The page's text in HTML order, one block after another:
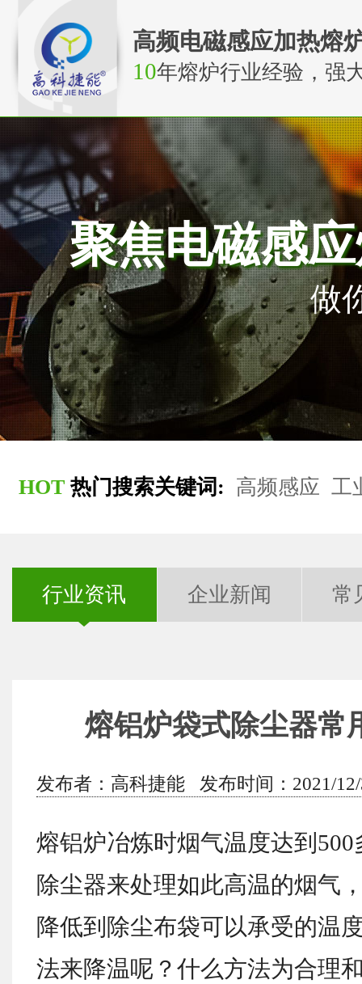
高频电磁感应加热熔
10年熔炉行业经验，强
聚焦电磁感
做
HOT 热门搜索关键词: 高频感应 工
行业资讯 企业新闻 常
熔铝炉袋式除尘器常
发布者：高科捷能 发布时间：2021/
熔铝炉冶炼时烟气温度达到
除尘器来处理如此高温的烟气
降低到除尘布袋可以承受的温
法来降温呢？什么方法为合理